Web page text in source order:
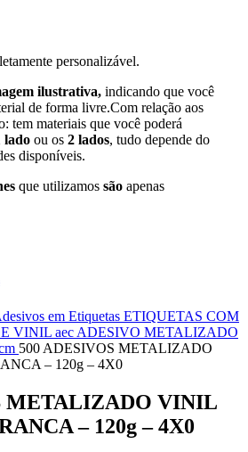
personalizável.
ilustrativa, indicando que você
de forma livre.Com relação aos
tem materiais que você poderá
lado ou os 2 lados, tudo depende do
disponíveis.
que utilizamos são apenas
em Etiquetas ETIQUETAS COM
VINIL aec ADESIVO METALIZADO
500 ADESIVOS METALIZADO
– 120g – 4X0
METALIZADO VINIL
– 120g – 4X0